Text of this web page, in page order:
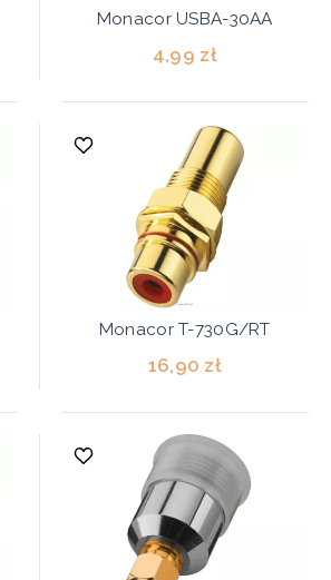
Monacor USBA-30AA
4,99 zł
Monacor T-730G/RT
16,90 zł